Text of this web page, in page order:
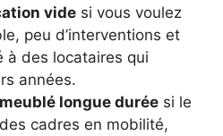
vide si vous voulez
peu d’interventions et
à des locataires qui
années.
longue durée si le
cadres en mobilité,